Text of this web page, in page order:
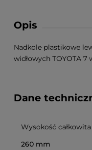
Opis
Nadkole plastikowe
widłowych TOYOTA 7
Dane
Wysokość całkowita
260 mm